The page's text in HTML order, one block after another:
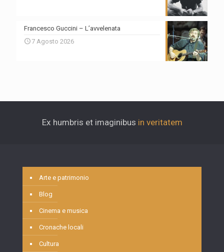
Francesco Guccini – L’avvelenata
7 Agosto 2026
Ex humbris et imaginibus in veritatem
Arte e patrimonio
Blog
Cinema e musica
Cronache locali
Cultura